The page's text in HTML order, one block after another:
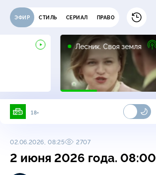
ЭФИР СТИЛЬ СЕРИАЛ ПРАВО
Лесник. Своя земля
16+
18+
02.06.2026, 08:25 2707
2 июня 2026 года. 08:00